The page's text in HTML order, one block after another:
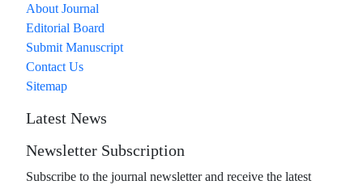
About Journal
Editorial Board
Submit Manuscript
Contact Us
Sitemap
Latest News
Newsletter Subscription
Subscribe to the journal newsletter and receive the latest